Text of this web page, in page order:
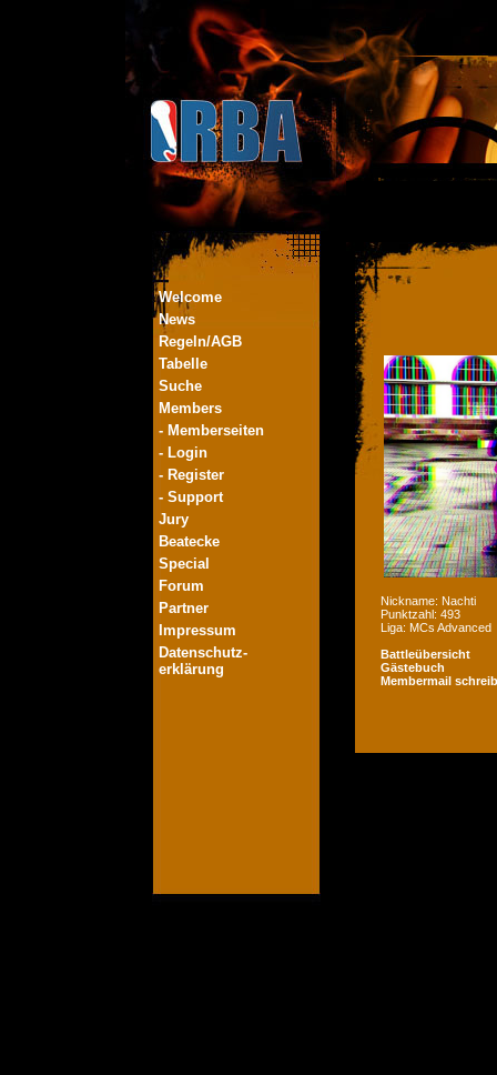
Welcome
News
Regeln/AGB
Tabelle
Suche
Members
- Memberseiten
- Login
- Register
- Support
Jury
Beatecke
Special
Forum
Partner
Impressum
Datenschutz-
erklärung
Nickname: Nachti
Punktzahl: 493
Liga: MCs Advanced
Battleübersicht
Gästebuch
Membermail